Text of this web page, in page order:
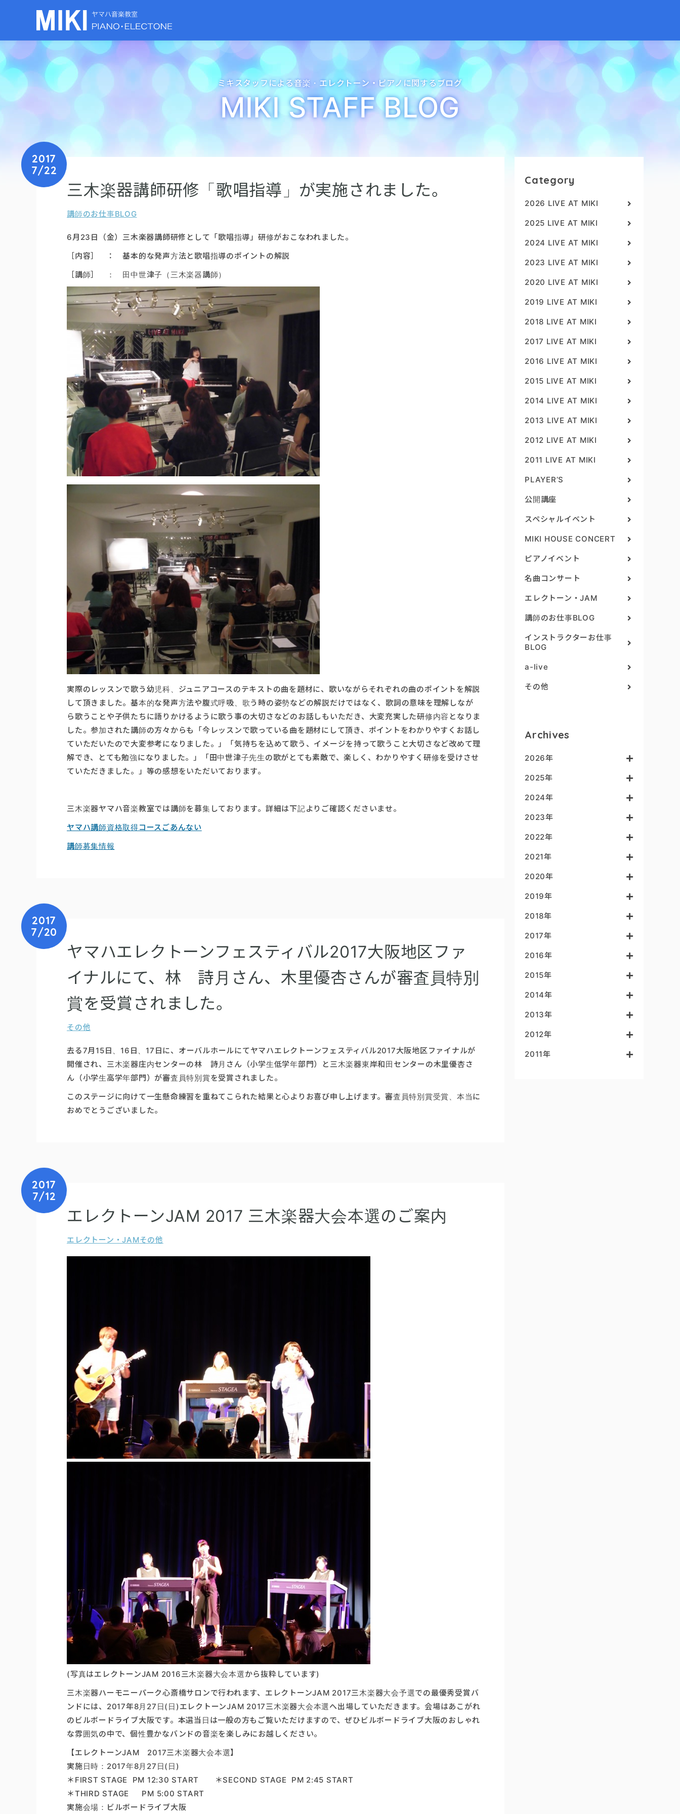
ミキスタッフによる音楽・ エレクトーン・ ピアノに関するブログ
MIKI STAFF BLOG
2017
7/22
三木楽器講師研修「歌唱指導」が実施されました。
講師のお仕事BLOG
6月23日（金）三木楽器講師研修として「歌唱指導」研修がおこなわれました。
［内容］ ： 基本的な発声方法と歌唱指導のポイントの解説
［講師］ ： 田中世津子（三木楽器講師）
実際のレッスンで歌う幼児科、ジュニアコースのテキストの曲を題材に、歌いながらそれぞれの曲のポイントを解説
して頂きました。基本的な発声方法や腹式呼吸、歌う時の姿勢などの解説だけではなく、歌詞の意味を理解しなが
ら歌うことや子供たちに語りかけるように歌う事の大切さなどのお話しもいただき、大変充実した研修内容となりま
した。参加された講師の方々からも「今レッスンで歌っている曲を題材にして頂き、ポイントをわかりやすくお話し
ていただいたので大変参考になりました。」「気持ちを込めて歌う、イメージを持って歌うこと大切さなど改めて理
解でき、とても勉強になりました。」「田中世津子先生の歌がとても素敵で、楽しく、わかりやすく研修を受けさせ
ていただきました。」等の感想をいただいております。
三木楽器ヤマハ音楽教室では講師を募集しております。詳細は下記よりご確認くださいませ。
ヤマハ講師資格取得コースごあんない
講師募集情報
2017
7/20
ヤマハエレクトーンフェスティバル2017大阪地区ファ
イナルにて、林 詩月さん、木里優杏さんが審査員特別
賞を受賞されました。
その他
去る7月15日、16日、17日に、オーバルホールにてヤマハエレクトーンフェスティバル2017大阪地区ファイナルが
開催され、三木楽器庄内センターの林 詩月さん（小学生低学年部門）と三木楽器東岸和田センターの木里優杏さ
ん（小学生高学年部門）が審査員特別賞を受賞されました。
このステージに向けて一生懸命練習を重ねてこられた結果と心よりお喜び申し上げます。審査員特別賞受賞、本当に
おめでとうございました。
2017
7/12
エレクトーンJAM 2017 三木楽器大会本選のご案内
エレクトーン・JAMその他
(写真はエレクトーンJAM 2016三木楽器大会本選から抜粋しています)
三木楽器ハーモニーパーク心斎橋サロンで行われます、エレクトーンJAM 2017三木楽器大会予選での最優秀受賞バ
ンドには、2017年8月27日(日)エレクトーンJAM 2017三木楽器大会本選へ出場していただきます。会場はあこがれ
のビルボードライブ大阪です。本選当日は一般の方もご覧いただけますので、ぜひビルボードライブ大阪のおしゃれ
な雰囲気の中で、個性豊かなバンドの音楽を楽しみにお越しください。
【エレクトーンJAM 2017三木楽器大会本選】
実施日時：2017年8月27日(日)
＊FIRST STAGE PM 12:30 START ＊SECOND STAGE PM 2:45 START
＊THIRD STAGE PM 5:00 START
実施会場：ビルボードライブ大阪
Category
2026 LIVE AT MIKI
2025 LIVE AT MIKI
2024 LIVE AT MIKI
2023 LIVE AT MIKI
2020 LIVE AT MIKI
2019 LIVE AT MIKI
2018 LIVE AT MIKI
2017 LIVE AT MIKI
2016 LIVE AT MIKI
2015 LIVE AT MIKI
2014 LIVE AT MIKI
2013 LIVE AT MIKI
2012 LIVE AT MIKI
2011 LIVE AT MIKI
PLAYER’S
公開講座
スペシャルイベント
MIKI HOUSE CONCERT
ピアノイベント
名曲コンサート
エレクトーン・JAM
講師のお仕事BLOG
インストラクターお仕事
BLOG
a-live
その他
Archives
2026年
2025年
2024年
2023年
2022年
2021年
2020年
2019年
2018年
2017年
2016年
2015年
2014年
2013年
2012年
2011年